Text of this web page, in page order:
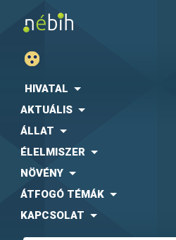
HIVATAL
AKTUÁLIS
ÁLLAT
ÉLELMISZER
NÖVÉNY
ÁTFOGÓ TÉMÁK
KAPCSOLAT